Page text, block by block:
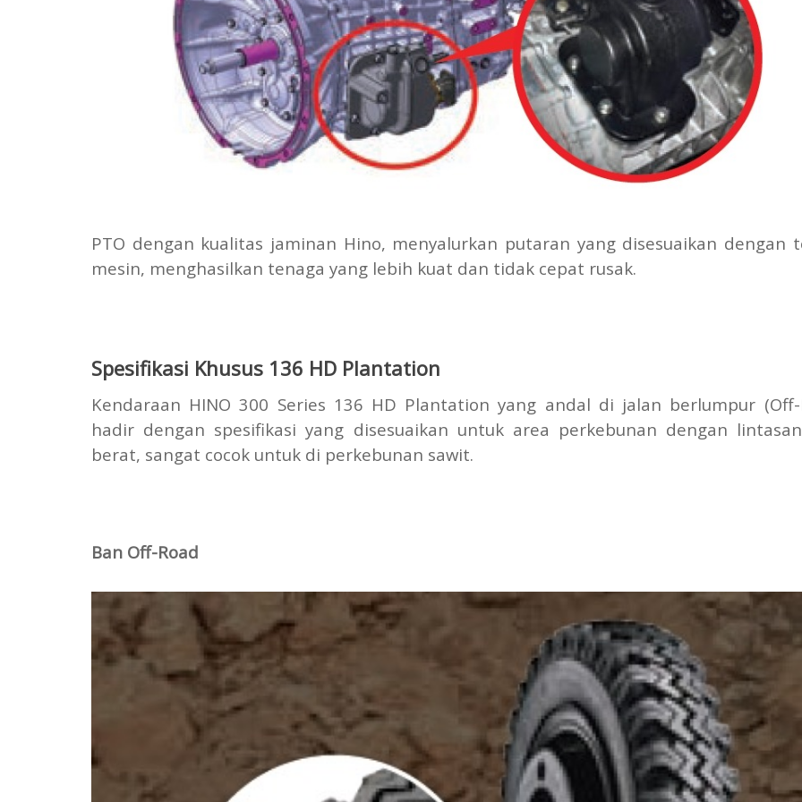
PTO dengan kualitas jaminan Hino, menyalurkan putaran yang disesuaikan dengan
mesin, menghasilkan tenaga yang lebih kuat dan tidak cepat rusak.
Spesifikasi Khusus 136 HD Plantation
Kendaraan HINO 300 Series 136 HD Plantation yang andal di jalan berlumpur (Off-
hadir dengan spesifikasi yang disesuaikan untuk area perkebunan dengan
berat, sangat cocok untuk di perkebunan sawit.
Ban Off-Road